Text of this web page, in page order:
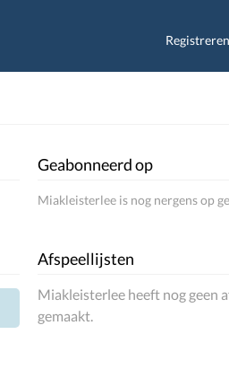
Registreren
Geabonneerd op
Miakleisterlee is nog nergens op
Afspeellijsten
Miakleisterlee heeft nog geen
gemaakt.